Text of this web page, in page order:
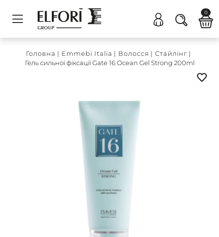
0
Головна | Emmebi Italia | Волосся | Стайлінг |
Гель сильної фіксації Gate 16 Ocean Gel Strong 200ml